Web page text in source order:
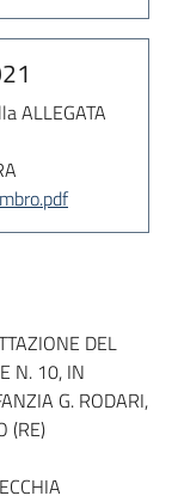
ALLEGATA
DEL
N. 10, IN
G. RODARI,
(RE)